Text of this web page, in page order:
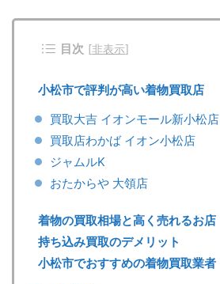
目次 [非表示]
小松市で評判が高い着物買取店
買取大吉 イオンモール新小松店
買取店わかば イオン小松店
ジャムルK
おたからや 大領店
着物の買取相場と高く売れるお店
持ち込み買取のデメリット
小松市でおすすめの着物買取業者